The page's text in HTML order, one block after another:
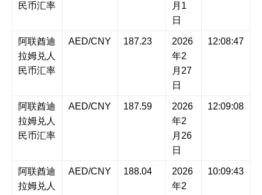
民币汇率
月1
日
阿联酋迪
拉姆兑人
民币汇率
AED/CNY 187.23
2026
年2
月27
日
12:08:47
阿联酋迪
拉姆兑人
民币汇率
AED/CNY 187.59
2026
年2
月26
日
12:09:08
阿联酋迪
拉姆兑人
AED/CNY 188.04
2026
年2
10:09:43